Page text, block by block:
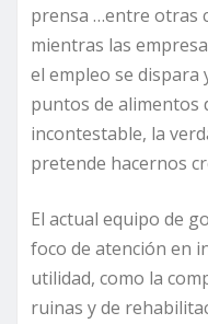
prensa …entre otras
mientras las
el empleo se dispara
puntos de alimentos
incontestable, la
pretende hacernos
El actual equipo de
foco de atención en
utilidad, como la
ruinas y de